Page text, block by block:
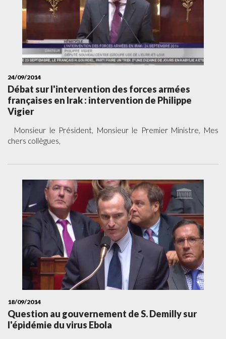
24/09/2014
Débat sur l'intervention des forces armées
françaises en Irak : intervention de Philippe
Vigier
Monsieur le Président, Monsieur le Premier Ministre, Mes
chers collègues,
18/09/2014
Question au gouvernement de S. Demilly sur
l'épidémie du virus Ebola